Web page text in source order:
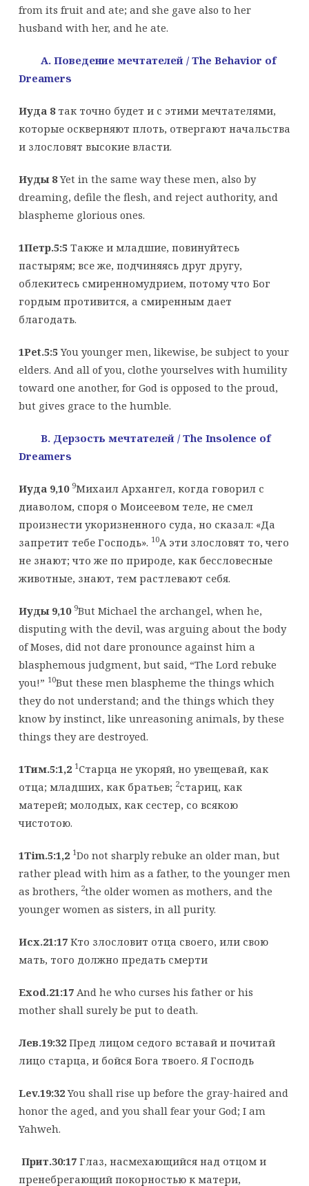
from its fruit and ate; and she gave also to her
husband with her, and he ate.
A. Поведениемечтателей/ The Behavior of
Dreamers
Иуда 8так точно будет и с этими мечтателями,
которые оскверняют плоть, отвергают начальства
и злословят высокие власти.
Иуды 8Yet in the same way these men, also by
dreaming, defile the flesh, and reject authority, and
blaspheme glorious ones.
1Петр.5:5Также и младшие, повинуйтесь
пастырям; все же, подчиняясь друг другу,
облекитесь смиренномудрием, потому что Бог
гордым противится, а смиренным дает
благодать.
1Pet.5:5You younger men, likewise, be subject to your
elders. And all of you, clothe yourselves with humility
toward one another, for God is opposed to the proud,
but gives grace to the humble.
B. Дерзость мечтателей/ The Insolence of
Dreamers
Иуда 9,10 9Михаил Архангел, когда говорил с
диаволом, споря о Моисеевом теле, не смел
произнести укоризненного суда, но сказал: «Да
запретит тебе Господь». 10А эти злословят то, чего
не знают; что же по природе, как бессловесные
животные, знают, тем растлевают себя.
Иуды 9,10 9But Michael the archangel, when he,
disputing with the devil, was arguing about the body
of Moses, did not dare pronounce against him a
blasphemous judgment, but said, “The Lord rebuke
you!” 10But these men blaspheme the things which
they do not understand; and the things which they
know by instinct, like unreasoning animals, by these
things they are destroyed.
1Тим.5:1,2 1Старца не укоряй, но увещевай, как
отца; младших, как братьев; 2стариц, как
матерей; молодых, как сестер, со всякою
чистотою.
1Tim.5:1,2 1Do not sharply rebuke an older man, but
rather plead with him as a father, to the younger men
as brothers, 2the older women as mothers, and the
younger women as sisters, in all purity.
Исх.21:17Кто злословит отца своего, или свою
мать, того должно предать смерти
Exod.21:17And he who curses his father or his
mother shall surely be put to death.
Лев.19:32Пред лицом седого вставай и почитай
лицо старца, и бойся Бога твоего. Я Господь
Lev.19:32You shall rise up before the gray-haired and
honor the aged, and you shall fear your God; I am
Yahweh.
Прит.30:17Глаз, насмехающийся над отцом и
пренебрегающий покорностью к матери,